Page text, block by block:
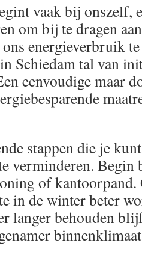
vaak bij onszelf,
om bij te dragen
energieverbruik
Schiedam tal van
eenvoudige maar
stappen die je
verminderen. Begin
of kantoorpand.
in de winter beter
langer behouden